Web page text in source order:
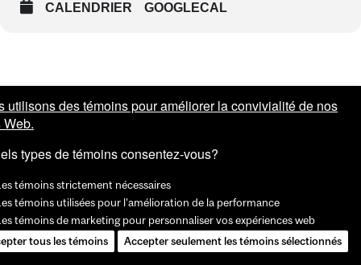
CALENDRIER GOOGLECAL
utilisons des témoins pour améliorer la convivialité de nos
types de témoins consentez-vous?
témoins strictement nécessaires
témoins utilisées pour l'amélioration de la performance
témoins de marketing pour personnaliser vos expériences web
tous les témoins
Accepter seulement les témoins sélectionnés